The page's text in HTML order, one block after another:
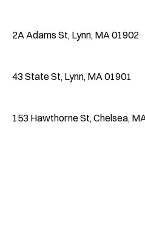
2A Adams St, Lynn, MA 01902
43 State St, Lynn, MA 01901
153 Hawthorne St, Chelsea,